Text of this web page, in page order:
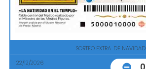
SORTEO EXTRA. DE NAVIDAD
22/12/2026